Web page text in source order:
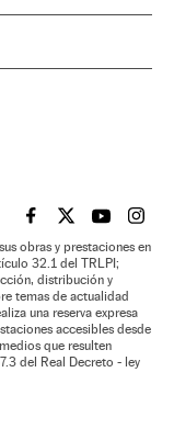
EL PAÍS BRASIL EN
EL PAÍSEL PAÍS
EL
obras y prestaciones en
32.1 del TRLPI;
distribución y
temas de actualidad
una reserva expresa
accesibles desde
que resulten
del Real Decreto - ley